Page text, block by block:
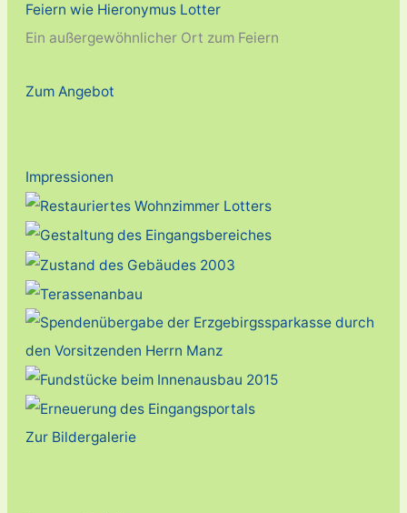
Feiern wie Hieronymus Lotter
Ein außergewöhnlicher Ort zum Feiern
Zum Angebot
Impressionen
Zur Bildergalerie